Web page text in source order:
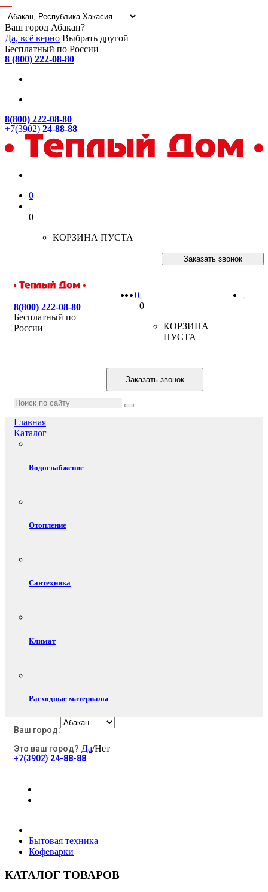
Ваш город Абакан?
Да, всё верно Выбрать другой
Бесплатный по России
8 (800) 222-08-80
8(800) 222-08-80
+7(3902) 24-88-88
0
0
КОРЗИНА ПУСТА
Заказать звонок
8(800) 222-08-80
Бесплатный по
России
0
0
КОРЗИНА
ПУСТА
Заказать звонок
Главная
Каталог
Водоснабжение
Отопление
Сантехника
Климат
Расходные материалы
Электротовары
Хозяйственные товары
Ваш город:
Это ваш город? Да/Нет
+7(3902) 24-88-88
Бытовая техника
Кофеварки
КАТАЛОГ ТОВАРОВ